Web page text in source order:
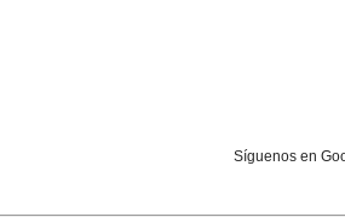
Síguenos en